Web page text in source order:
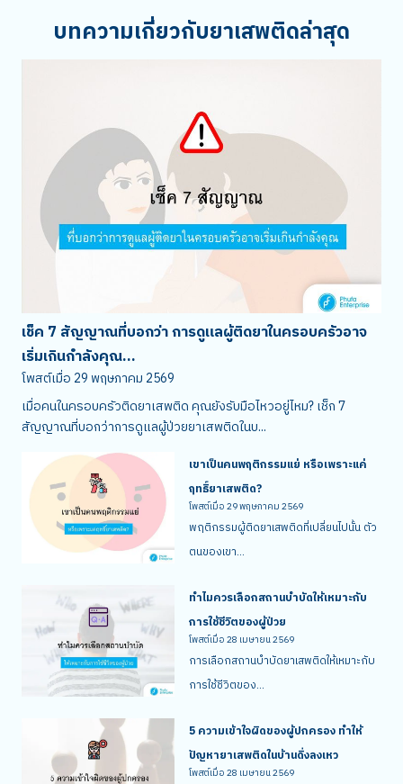
บทความเกี่ยวกับยาเสพติดล่าสุด
เช็ค 7 สัญญาณที่บอกว่า การดูแลผู้ติดยาในครอบครัวอาจ
เริ่มเกินกำลังคุณ...
โพสต์เมื่อ 29 พฤษภาคม 2569
เมื่อคนในครอบครัวติดยาเสพติด คุณยังรับมือไหวอยู่ไหม? เช็ก 7
สัญญาณที่บอกว่าการดูแลผู้ป่วยยาเสพติดในบ...
เขาเป็นคนพฤติกรรมแย่ หรือเพราะแค่
ฤทธิ์ยาเสพติด?
โพสต์เมื่อ29 พฤษภาคม 2569
พฤติกรรมผู้ติดยาเสพติดที่เปลี่ยนไปนั้น ตัว
ตนของเขา...
ทำไมควรเลือกสถานบำบัดให้เหมาะกับ
การใช้ชีวิตของผู้ป่วย
โพสต์เมื่อ28 เมษายน 2569
การเลือกสถานบำบัดยาเสพติดให้เหมาะกับ
การใช้ชีวิตของ...
5 ความเข้าใจผิดของผู้ปกครอง ทำให้
ปัญหายาเสพติดในบ้านดิ่งลงเหว
โพสต์เมื่อ28 เมษายน 2569